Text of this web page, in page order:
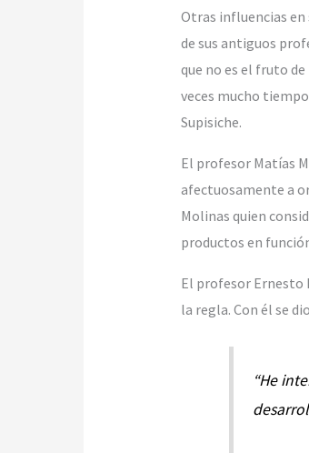
Otras influencias
de sus antiguos
que no es el fruto
veces mucho
Supisiche.
El profesor Matías
afectuosamente a
Molinas quien
productos en
El profesor Ernesto
la regla. Con él se
“He